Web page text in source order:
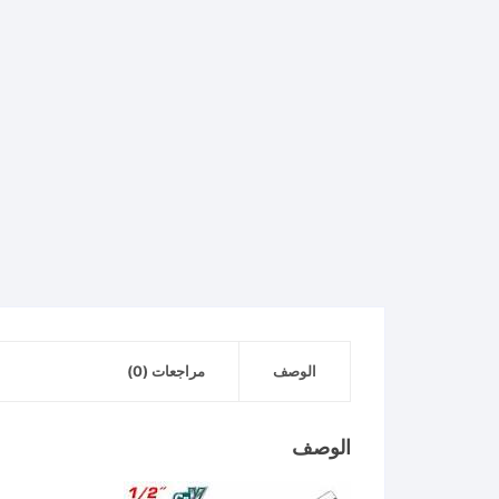
الوصف مراجعات (0)
الوصف